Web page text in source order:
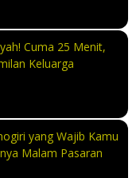
Cuma 25 Menit,
Keluarga
yang Wajib Kamu
Malam Pasaran